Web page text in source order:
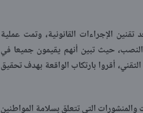
الإجراءات القانونية، وتمت عملية
النصب، حيث تبين أنهم يقيمون جميعا في
أقروا بارتكاب الواقعة بهدف تحقيق
التي تتعلق بسلامة المواطنين